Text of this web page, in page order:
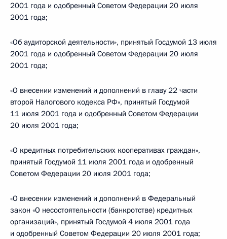
2001 года и одобренный Советом Федерации 20 июля
2001 года;
«Об аудиторской деятельности», принятый Госдумой 13 июля
2001 года и одобренный Советом Федерации 20 июля
2001 года;
«О внесении изменений и дополнений в главу 22 части
второй Налогового кодекса РФ», принятый Госдумой
11 июля 2001 года и одобренный Советом Федерации
20 июля 2001 года;
«О кредитных потребительских кооперативах граждан»,
принятый Госдумой 11 июля 2001 года и одобренный
Советом Федерации 20 июля 2001 года;
«О внесении изменений и дополнений в Федеральный
закон «О несостоятельности (банкротстве) кредитных
организаций», принятый Госдумой 4 июля 2001 года
и одобренный Советом Федерации 20 июля 2001 года;